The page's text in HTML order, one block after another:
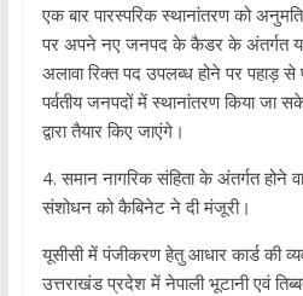
एक बार पारस्परिक स्थानांतरण को
पर अपने नए जनपद के कैडर के अंतर्गत
अलावा रिक्त पद उपलब्ध होने पर पहाड़
पर्वतीय जनपदों में स्थानांतरण किया जा
द्वारा तैयार किए जाएंगे।
4. समान नागरिक संहिता के अंतर्गत होने
संशोधन को कैबिनेट ने दी मंजूरी।
यूसीसी में पंजीकरण हेतु आधार कार्ड की
उत्तराखंड प्रदेश में नेपाली भूटानी एवं